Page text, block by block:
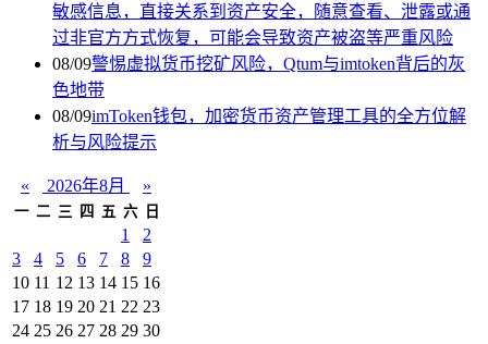
敏感信息，直接关系到资产安全，随意查看、泄露或通
过非官方方式恢复，可能会导致资产被盗等严重风险
08/09警惕虚拟货币挖矿风险，Qtum与imtoken背后的灰
色地带
08/09imToken钱包，加密货币资产管理工具的全方位解
析与风险提示
« 2026年8月 »
一 二 三 四 五 六 日
1
2
3
4 5 6 7 8
9
10 11 12 13 14 15 16
17 18 19 20 21 22 23
24 25 26 27 28 29 30